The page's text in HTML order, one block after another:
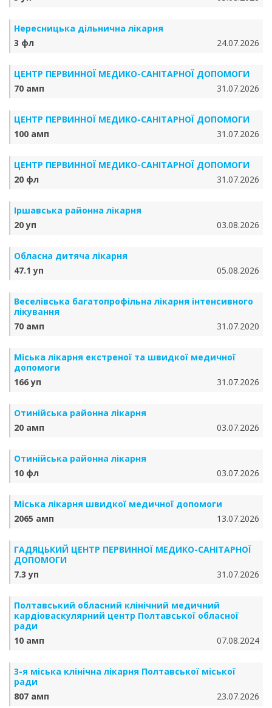
Нересницька дільнична лікарня
3 фл
24.07.2026
ЦЕНТР ПЕРВИННОЇ МЕДИКО-САНІТАРНОЇ ДОПОМОГИ
70 амп
31.07.2026
ЦЕНТР ПЕРВИННОЇ МЕДИКО-САНІТАРНОЇ ДОПОМОГИ
100 амп
31.07.2026
ЦЕНТР ПЕРВИННОЇ МЕДИКО-САНІТАРНОЇ ДОПОМОГИ
20 фл
31.07.2026
Іршавська районна лікарня
20 уп
03.08.2026
Обласна дитяча лікарня
47.1 уп
05.08.2026
Веселівська багатопрофільна лікарня інтенсивного
лікування
70 амп
31.07.2020
Міська лікарня екстреної та швидкої медичної
допомоги
166 уп
31.07.2026
Отинійська районна лікарня
20 амп
03.07.2026
Отинійська районна лікарня
10 фл
03.07.2026
Міська лікарня швидкої медичної допомоги
2065 амп
13.07.2026
ГАДЯЦЬКИЙ ЦЕНТР ПЕРВИННОЇ МЕДИКО-САНІТАРНОЇ
ДОПОМОГИ
7.3 уп
31.07.2026
Полтавський обласний клінічний медичний
кардіоваскулярний центр Полтавської обласної
ради
10 амп
07.08.2024
3-я міська клінічна лікарня Полтавської міської
ради
807 амп
23.07.2026